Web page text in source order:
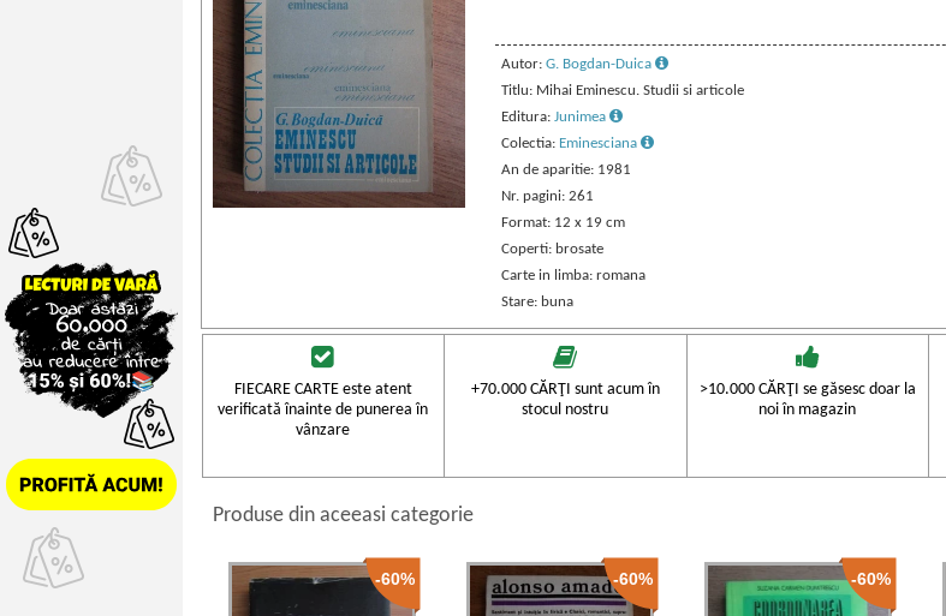
Autor: G. Bogdan-Duica
Titlu: Mihai Eminescu. Studii si articole
Editura: Junimea
Colectia: Eminesciana
An de aparitie: 1981
Nr. pagini: 261
Format: 12 x 19 cm
Coperti: brosate
Carte in limba: romana
Stare: buna
FIECARE CARTE este atent
verificată înainte de punerea în
vânzare
+70.000 CĂRŢI sunt acum în
stocul nostru
>10.000 CĂRŢI se găsesc doar la
noi în magazin
Produse din aceeasi categorie
-60% -60% -60%